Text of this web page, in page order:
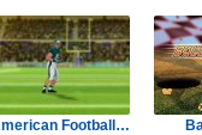
American Football Challenge